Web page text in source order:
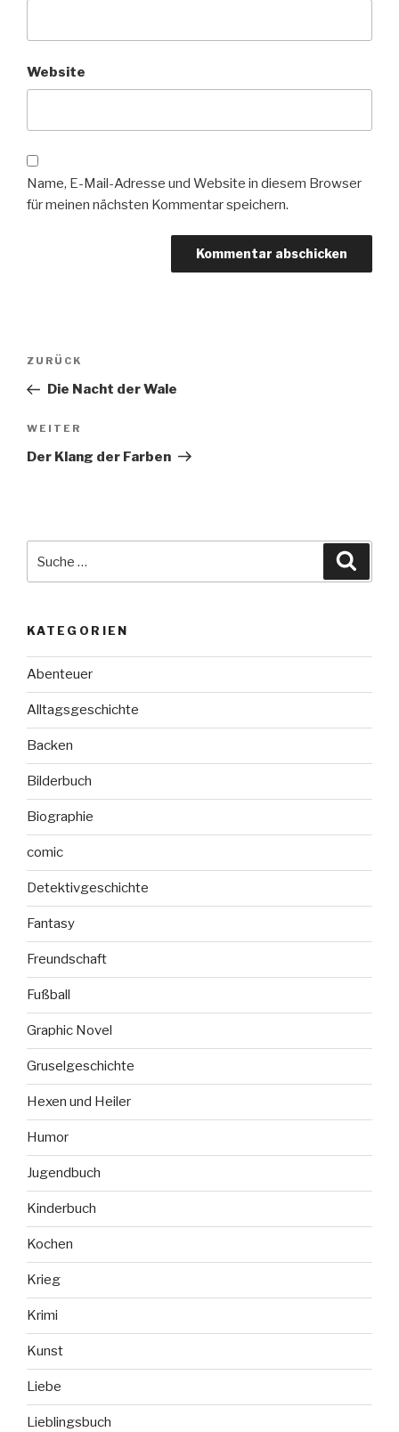
Website
Name, E-Mail-Adresse und Website in diesem Browser
für meinen nächsten Kommentar speichern.
Beitragsnavigation
Vorheriger
Beitrag
ZURÜCK
Die Nacht der Wale
Nächster
Beitrag
WEITER
Der Klang der Farben
nach:
KATEGORIEN
Abenteuer
Alltagsgeschichte
Backen
Bilderbuch
Biographie
comic
Detektivgeschichte
Fantasy
Freundschaft
Fußball
Graphic Novel
Gruselgeschichte
Hexen und Heiler
Humor
Jugendbuch
Kinderbuch
Kochen
Krieg
Krimi
Kunst
Liebe
Lieblingsbuch